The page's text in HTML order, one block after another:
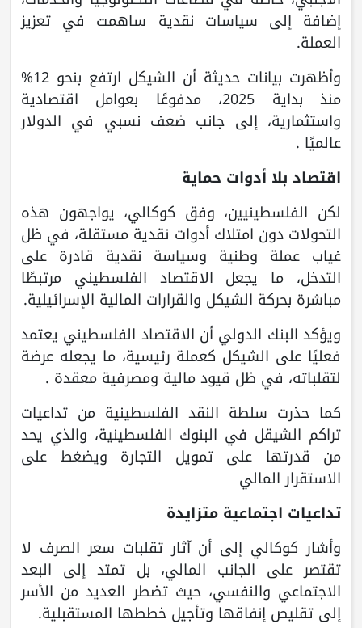
إضافة إلى سياسات نقدية ساهمت في تعزيز
العملة.
وأظهرت بيانات حديثة أن الشيكل ارتفع بنحو 12%
منذ بداية 2025، مدفوعًا بعوامل اقتصادية
واستثمارية، إلى جانب ضعف نسبي في الدولار
عالميًا .
اقتصاد بلا أدوات حماية
لكن الفلسطينيين، وفق كوكالي، يواجهون هذه
التحولات دون امتلاك أدوات نقدية مستقلة، في ظل
غياب عملة وطنية وسياسة نقدية قادرة على
التدخل، ما يجعل الاقتصاد الفلسطيني مرتبطًا
مباشرة بحركة الشيكل والقرارات المالية الإسرائيلية.
ويؤكد البنك الدولي أن الاقتصاد الفلسطيني يعتمد
فعليًا على الشيكل كعملة رئيسية، ما يجعله عرضة
لتقلباته، في ظل قيود مالية ومصرفية معقدة .
كما حذرت سلطة النقد الفلسطينية من تداعيات
تراكم الشيقل في البنوك الفلسطينية، والذي يحد
من قدرتها على تمويل التجارة ويضغط على
الاستقرار المالي
تداعيات اجتماعية متزايدة
وأشار كوكالي إلى أن آثار تقلبات سعر الصرف لا
تقتصر على الجانب المالي، بل تمتد إلى البعد
الاجتماعي والنفسي، حيث تضطر العديد من الأسر
إلى تقليص إنفاقها وتأجيل خططها المستقبلية.